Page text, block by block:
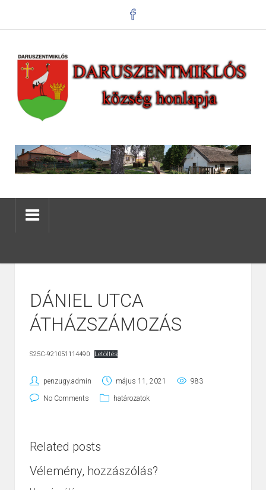
DÁNIEL UTCA
ÁTHÁZSZÁMOZÁS
S25C-921051114490 Letöltés
penzugy.admin május 11, 2021 983
No Comments határozatok
Related posts
Vélemény, hozzászólás?